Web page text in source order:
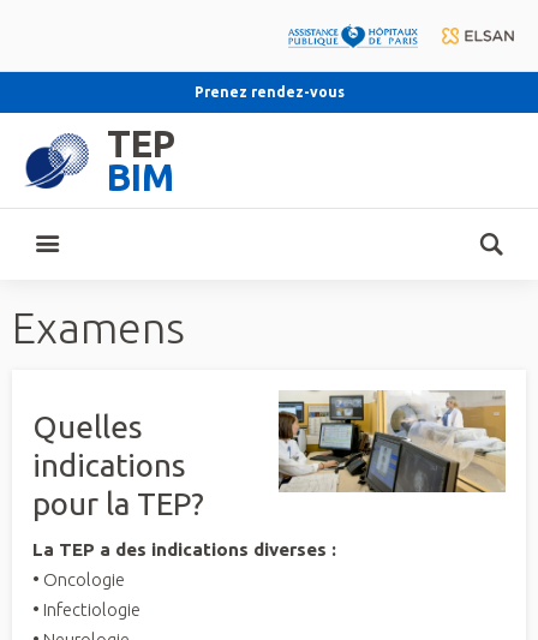
Prenez rendez-vous
TEP
BIM
Examens
Quelles
indications
pour la TEP?
La TEP a des indications diverses :
• Oncologie
• Infectiologie